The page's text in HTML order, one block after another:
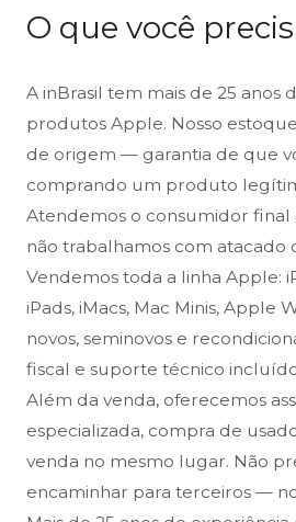
O que você
A inBrasil tem mais de 25 anos
produtos Apple. Nosso
de origem — garantia de que
comprando um produto
Atendemos o consumidor
não trabalhamos com atacado
Vendemos toda a linha Apple:
iPads, iMacs, Mac Minis, Apple
novos, seminovos e
fiscal e suporte técnico
Além da venda, oferecemos
especializada, compra de
venda no mesmo lugar. Não
encaminhar para terceiros —